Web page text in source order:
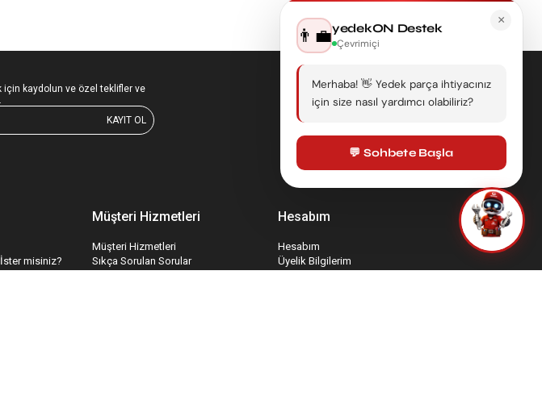
kaydolun ve özel teklifler ve
KAYIT OL
misiniz?
Müşteri Hizmetleri
Müşteri Hizmetleri
Sıkça Sorulan Sorular
Hesabım
Hesabım
Üyelik Bilgilerim
×
👨‍💼yedekON Destek
Çevrimiçi
Merhaba! 👋 Yedek parça ihtiyacınız
için size nasıl yardımcı olabiliriz?
💬 Sohbete Başla